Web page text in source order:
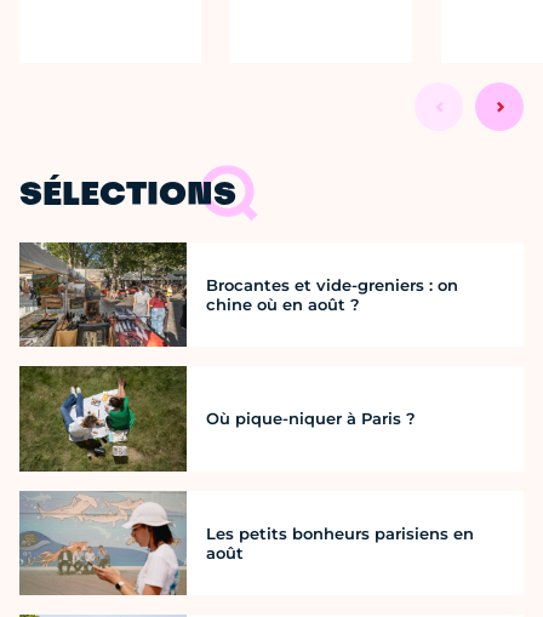
SÉLECTIONS
Brocantes et vide-greniers : on
chine où en août ?
Où pique-niquer à Paris ?
Les petits bonheurs parisiens en
août